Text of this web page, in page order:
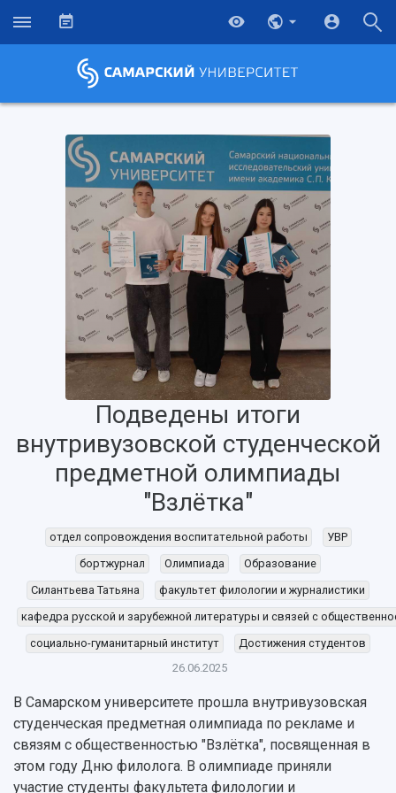
НАЗАД
Об университете
История
Ключевые факты
Рейтинги
Попечительский совет
Ученый совет
Ректорат
Кадровый резерв
Сотрудники и преподаватели
Заслуженные деятели
Структура университета
Главные новости
Бортжурнал
Объявления
СМИ об университете
Пресс-центр
Газета "Полет"
Мультимедиа
Подкасты
Просветительский проект "Одержимы
Образование
Почему я выбираю Самарский университет?
Абитуриенту
Бакалавриат и специалитет
Аспирантура
Формы обучения
Дополнительное образование
Образовательные программы
Профессорско-преподавательский состав
Расписание занятий
Стипендии
Научно-исследовательская деятельность
Основные научные направления
Научные школы и ведущие научные коллективы
Диссертационные советы
Подготовка научных кадров
Конкурс на замещение должностей научных
работников
Научные проекты и темы
Аспирантура и докторантура
Научная инфраструктура
Научно-исследовательские подразделения
Структурная схема управления научно-
Подведены итоги
внутривузовской студенческой
предметной олимпиады
"Взлётка"
отдел сопровождения воспитательной работы
УВР
бортжурнал
Олимпиада
Образование
Силантьева Татьяна
факультет филологии и журналистики
кафедра русской и зарубежной литературы и связей с
социально-гуманитарный институт
Достижения студентов
26.06.2025
В Самарском университете прошла внутривузовская
студенческая предметная олимпиада по рекламе и
связям с общественностью "Взлётка", посвященная в
этом году Дню филолога. В олимпиаде приняли
участие студенты факультета филологии и